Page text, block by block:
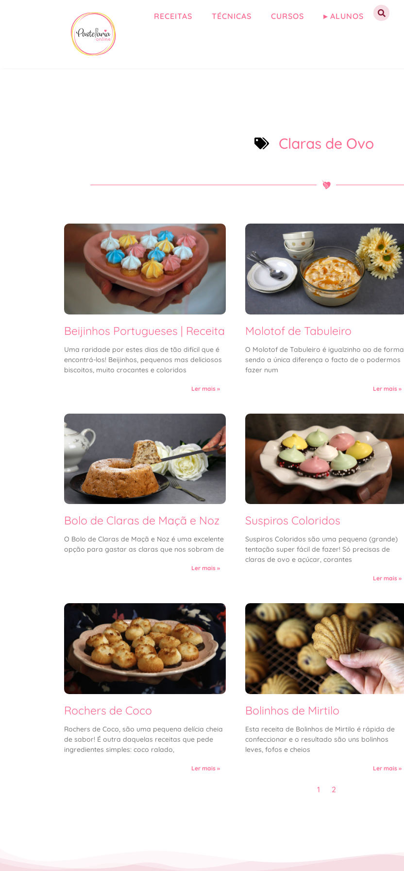
RECEITAS TÉCNICAS CURSOS ▸ ALUNOS
Claras de Ovo
Beijinhos Portugueses | Receita
Uma raridade por estes dias de tão difícil que é
encontrá-los! Beijinhos, pequenos mas deliciosos
biscoitos, muito crocantes e coloridos
Ler mais »
Molotof de Tabuleiro
O Molotof de Tabuleiro é igualzinho ao de forma
sendo a única diferença o facto de o podermos
fazer num
Ler mais »
Bolo de Claras de Maçã e Noz
O Bolo de Claras de Maçã e Noz é uma excelente
opção para gastar as claras que nos sobram de
Ler mais »
Suspiros Coloridos
Suspiros Coloridos são uma pequena (grande)
tentação super fácil de fazer! Só precisas de
claras de ovo e açúcar, corantes
Ler mais »
Rochers de Coco
Rochers de Coco, são uma pequena delícia cheia
de sabor! É outra daquelas receitas que pede
ingredientes simples: coco ralado,
Ler mais »
Bolinhos de Mirtilo
Esta receita de Bolinhos de Mirtilo é rápida de
confeccionar e o resultado são uns bolinhos
leves, fofos e cheios
Ler mais »
1 2